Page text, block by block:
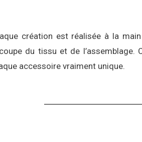
création est réalisée à la
du tissu et de
accessoire vraiment unique.